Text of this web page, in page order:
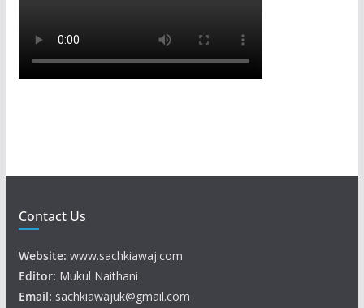
Contact Us
Website: www.sachkiawaj.com
Editor: Mukul Naithani
Email: sachkiawajuk@gmail.com